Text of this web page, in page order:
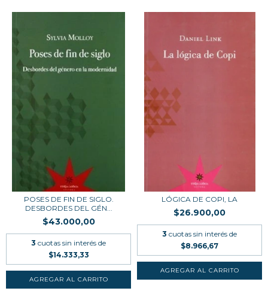
POSES DE FIN DE SIGLO.
DESBORDES DEL GÉN...
$43.000,00
3 cuotas sin interés de
$14.333,33
LÓGICA DE COPI, LA
$26.900,00
3 cuotas sin interés de
$8.966,67